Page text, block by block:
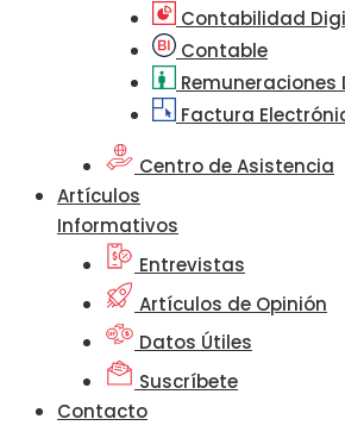
Contabilidad
Contable
Remuneraciones
Factura
Centro de Asistencia
Artículos
Informativos
Entrevistas
Artículos de Opinión
Datos Útiles
Suscríbete
Contacto